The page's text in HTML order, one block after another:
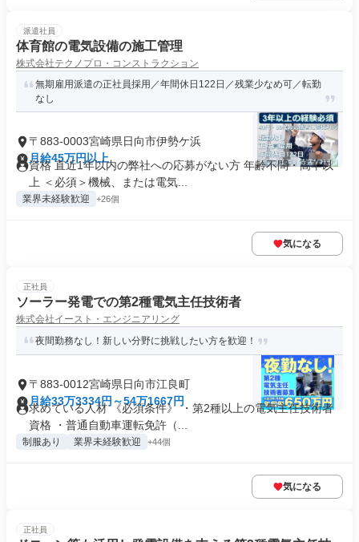
派遣社員
体育館の電気設備の施工管理
株式会社テクノプロ・コンストラクション
無期雇用派遣の正社員採用／年間休日122日／残業少なめ可／転勤
なし
〒883-0003宮崎県日向市伊勢ケ浜
月給45万円以上
資格 直近1年以内の弊社への応募がない方 年齢不問・高卒以
上 ＜必須＞機械、または電気...
業界未経験歓迎 +26個
気になる
正社員
ソーラー発電での第2種電気主任技術者
株式会社イースト・エンジニアリング
夜間勤務なし！新しい分野に挑戦したい方を歓迎！
〒883-0012宮崎県日向市江良町
月給33万3334円～54万1667円
求めている人材 《必須条件》 ・第2種以上の電気主任技術者
資格 ・普通自動車運転免許（...
制服あり 業界未経験歓迎 +44個
気になる
正社員